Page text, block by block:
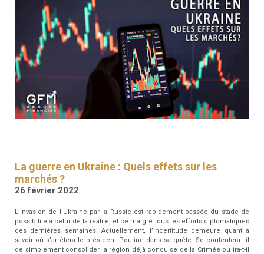
RESSOURCES
SANTÉ
RENDEZ-
VOUS
La guerre en Ukraine : Quels effets sur les
marchés ?
26 février 2022
L’invasion de l’Ukraine par la Russie est rapidement passée du stade de
possibilité à celui de la réalité, et ce malgré tous les efforts diplomatiques
des dernières semaines. Actuellement, l’incertitude demeure quant à
savoir où s’arrêtera le président Poutine dans sa quête. Se contentera-t-il
de simplement consolider la région déjà conquise de la Crimée ou ira-t-il